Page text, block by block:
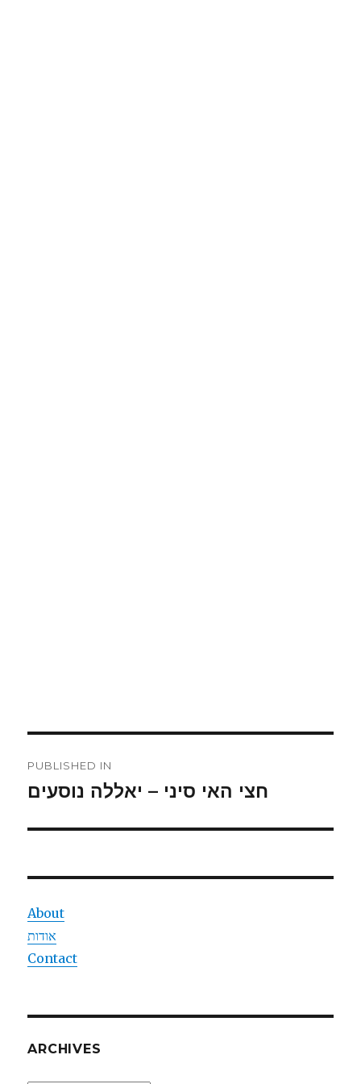
navigation
PUBLISHED IN
חצי האי סיני – יאללה נוסעים
About
אודות
Contact
ARCHIVES